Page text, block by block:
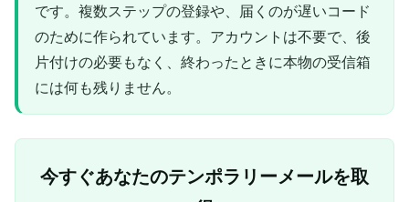
です。複数ステップの登録や、届くのが遅いコード
のために作られています。アカウントは不要で、後
片付けの必要もなく、終わったときに本物の受信箱
には何も残りません。
今すぐあなたのテンポラリーメールを取